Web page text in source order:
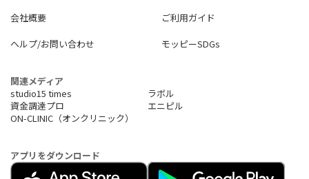
会社概要
ご利用ガイド
ヘルプ/お問い合わせ
モッピーSDGs
関連メディア
studio15 times
ラボル
資金調達プロ
エニピル
ON-CLINIC（オンクリニック）
アプリをダウンロード